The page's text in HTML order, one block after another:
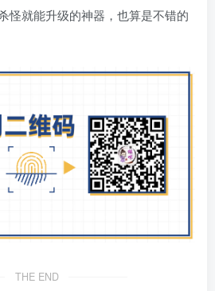
怪就能升级的神器，也算是不错的
THE END